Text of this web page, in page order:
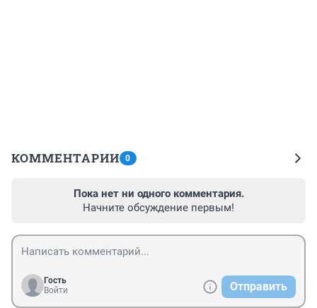
КОММЕНТАРИИ 0
Пока нет ни одного комментария.
Начните обсуждение первым!
Гость
Войти
Отправить